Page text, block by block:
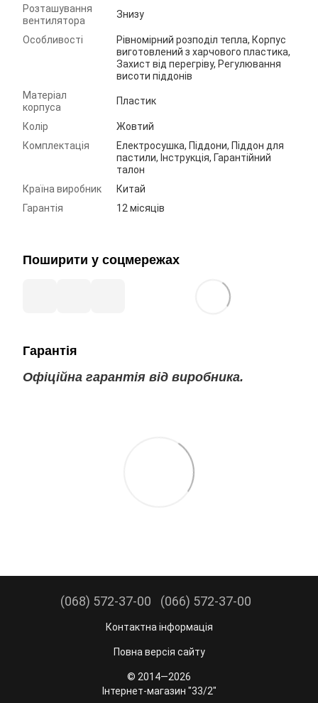
Розташування
вентилятора
Знизу
Особливості
Рівномірний розподіл тепла, Корпус
виготовлений з харчового пластика,
Захист від перегріву, Регулювання
висоти піддонів
Матеріал
корпуса
Пластик
Колір
Жовтий
Комплектація
Електросушка, Піддони, Піддон для
пастили, Інструкція, Гарантійний
талон
Країна виробник
Китай
Гарантія
12 місяців
Поширити у соцмережах
Гарантія
Офіційна гарантія від виробника.
(068) 572-37-00 (066) 572-37-00
Контактна інформація
Повна версія сайту
© 2014—2026
Інтернет-магазин "33/2"